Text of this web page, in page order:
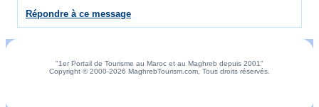
Répondre à ce message
"1er Portail de Tourisme au Maroc et au Maghreb depuis 2001"
Copyright © 2000-2026 MaghrebTourism.com, Tous droits réservés.